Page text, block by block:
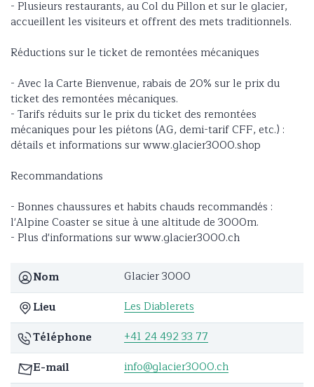
- Plusieurs restaurants, au Col du Pillon et sur le glacier,
accueillent les visiteurs et offrent des mets traditionnels.
Réductions sur le ticket de remontées mécaniques
- Avec la Carte Bienvenue, rabais de 20% sur le prix du
ticket des remontées mécaniques.
- Tarifs réduits sur le prix du ticket des remontées
mécaniques pour les piétons (AG, demi-tarif CFF, etc.) :
détails et informations sur www.glacier3000.shop
Recommandations
- Bonnes chaussures et habits chauds recommandés :
l'Alpine Coaster se situe à une altitude de 3000m.
- Plus d'informations sur www.glacier3000.ch
Nom
Glacier 3000
Lieu
Les Diablerets
Téléphone
+41 24 492 33 77
E-mail
info@glacier3000.ch